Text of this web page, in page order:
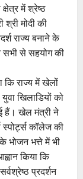
में श्रेष्ठ
मोदी की
राज्य बनाने के
सभी से सहयोग की
कि राज्य में खेलों
खिलाडियों को
हैं। खेल मंत्री ने
स्पोर्ट्स कॉलेज की
भोजन भत्ते में भी
किया कि
प्रदर्शन